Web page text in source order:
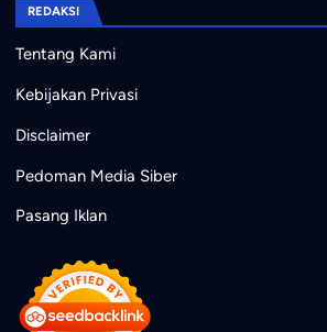
REDAKSI
Tentang Kami
Kebijakan Privasi
Disclaimer
Pedoman Media Siber
Pasang Iklan